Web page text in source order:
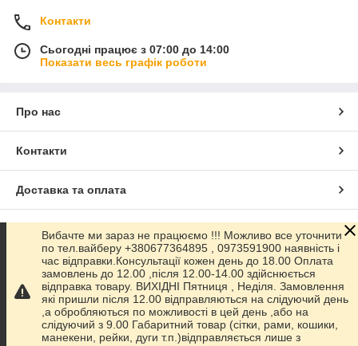
Контакти
Сьогодні працює з 07:00 до 14:00
Показати весь графік роботи
Про нас
Контакти
Доставка та оплата
Графік роботи
Повна версія сайту
Сайт створено на маркетплейсіProm.ua
Вибачте ми зараз не працюємо !!! Можливо все уточнити
по тел.вайберу +380677364895 , 0973591900 наявність і
час відправки.Консультації кожен день до 18.00 Оплата
замовлень до 12.00 ,після 12.00-14.00 здійснюється
відправка товару. ВИХІДНІ Пятниця , Неділя. Замовлення
які пришли після 12.00 відправляються на слідуючий день
,а обробляються по можливості в цей день ,або на
слідуючий з 9.00 Габаритний товар (сітки, рами, кошики,
манекени, рейки, дуги т.п.)відправляється лише з